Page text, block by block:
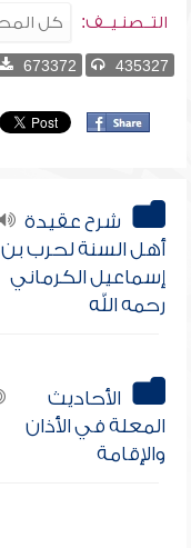
التــصنـيــف:
435327
673372
شرح عقيدة
أهل السنة لحرب بن
إسماعيل الكرماني
رحمه الله
الأحاديث
المعلة في الأذان
والإقامة